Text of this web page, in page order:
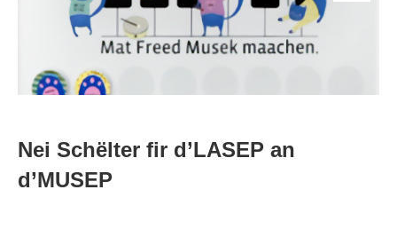
Nei Schëlter fir d’LASEP an
d’MUSEP